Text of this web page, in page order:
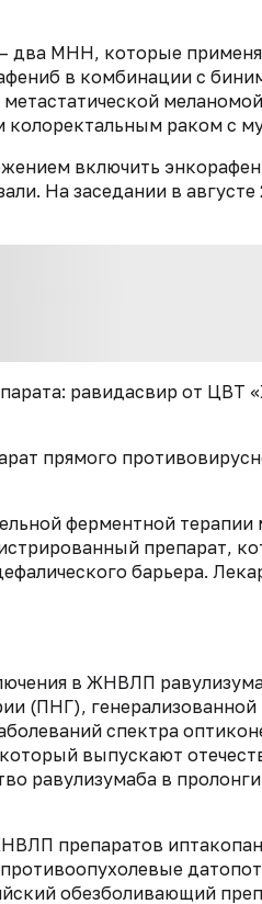
два МНН, которые
в комбинации с
раком с
включить
На заседании в
равидасвир от ЦВТ
прямого
ферментной
препарат,
барьера.
в ЖНВЛП
(ПНГ),
спектра
выпускают
равулизумаба в
препаратов
обезболивающий